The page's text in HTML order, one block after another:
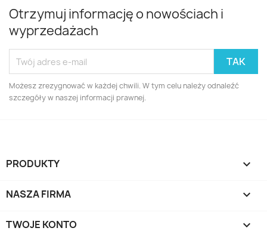
Otrzymuj informację o nowościach i
wyprzedażach
Możesz zrezygnować w każdej chwili. W tym celu należy odnaleźć
szczegóły w naszej informacji prawnej.
PRODUKTY 
NASZA FIRMA 
TWOJE KONTO 